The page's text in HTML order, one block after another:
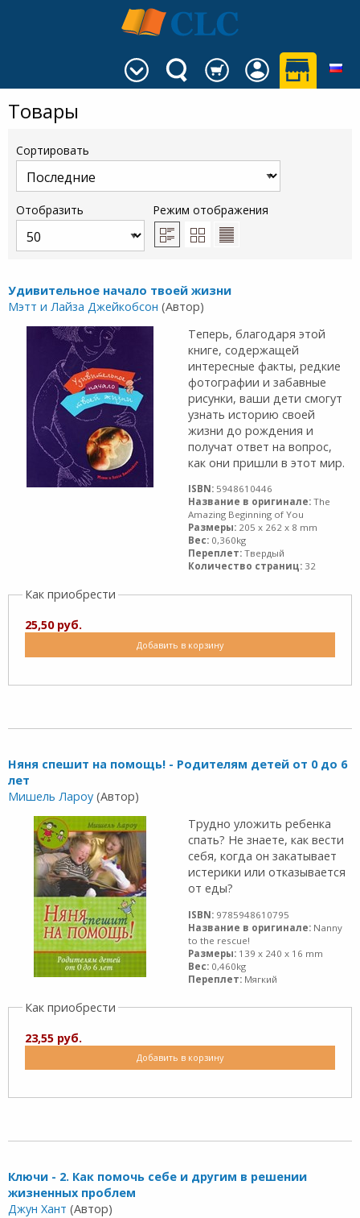
Товары
Сортировать
Отобразить Режим отображения
Удивительное начало твоей жизни
Мэтт и Лайза Джейкобсон (Автор)
Теперь, благодаря этой
книге, содержащей
интересные факты, редкие
фотографии и забавные
рисунки, ваши дети смогут
узнать историю своей
жизни до рождения и
получат ответ на вопрос,
как они пришли в этот мир.
ISBN: 5948610446
Название в оригинале: The
Amazing Beginning of You
Размеры: 205 x 262 x 8 mm
Вес: 0,360kg
Переплет: Твердый
Количество страниц: 32
Как приобрести
25,50 руб.
Добавить в корзину
Няня спешит на помощь! - Родителям детей от 0 до 6
лет
Мишель Лароу (Автор)
Трудно уложить ребенка
спать? Не знаете, как вести
себя, когда он закатывает
истерики или отказывается
от еды?
ISBN: 9785948610795
Название в оригинале: Nanny
to the rescue!
Размеры: 139 x 240 x 16 mm
Вес: 0,460kg
Переплет: Мягкий
Как приобрести
23,55 руб.
Добавить в корзину
Ключи - 2. Как помочь себе и другим в решении
жизненных проблем
Джун Хант (Автор)